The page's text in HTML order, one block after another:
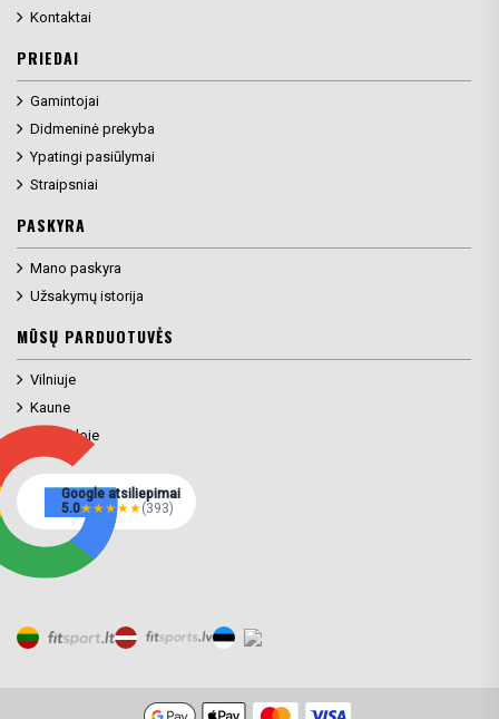
Kontaktai
PRIEDAI
Gamintojai
Didmeninė prekyba
Ypatingi pasiūlymai
Straipsniai
PASKYRA
Mano paskyra
Užsakymų istorija
MŪSŲ PARDUOTUVĖS
Vilniuje
Kaune
Klaipėdoje
Google atsiliepimai
5.0★★★★★(393)